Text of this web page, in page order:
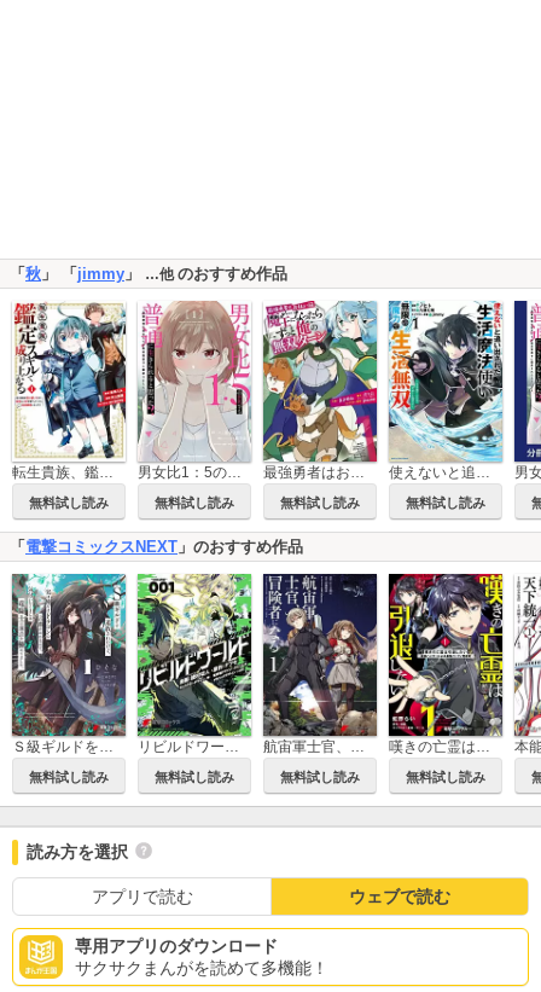
「秋 」 「jimmy 」 …他のおすすめ作品
転生貴族、鑑定スキルで成り上がる ～弱小領地を受け継いだので、優秀な人材を増やしていたら、最強領地になってた～
無料試し読み
男女比1：5の世界でも普通に生きられると思った？ ～激重感情な彼女たちが無自覚男子に翻弄されたら～
無料試し読み
最強勇者はお払い箱→魔王になったらずっと俺の無双ターン
無料試し読み
使えないと追い出された生活魔法使い、無限の魔力で生活無双 ～火力役？いいえ、サポート役です～
無料試し読み
「 電撃コミックスNEXT 」のおすすめ作品
Ｓ級ギルドを追放されたけど、実は俺だけドラゴンの言葉がわかるので、気付いたときには竜騎士の頂点を極めてました。
無料試し読み
リビルドワールド
無料試し読み
航宙軍士官、冒険者になる
無料試し読み
嘆きの亡霊は引退したい ～最弱ハンターによる最強パーティ育成術～
無料試し読み
読み方を選択
アプリで読む ウェブで読む
専用アプリのダウンロード
サクサクまんがを読めて多機能！